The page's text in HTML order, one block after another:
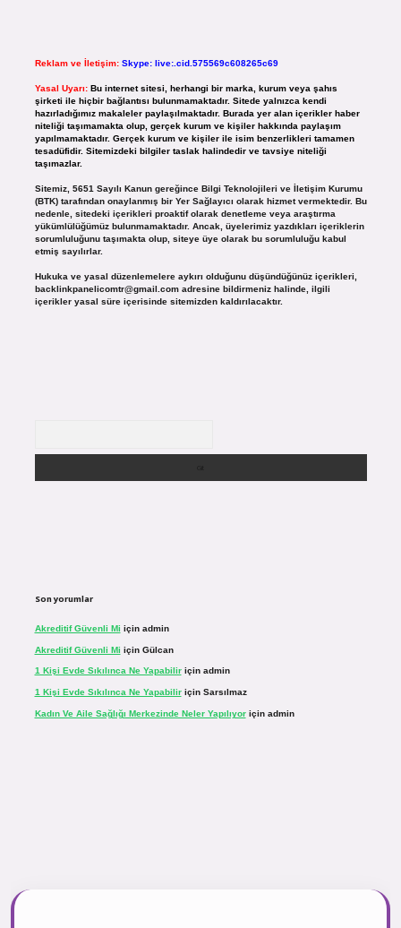
Reklam ve İletişim: Skype: live:.cid.575569c608265c69
Yasal Uyarı: Bu internet sitesi, herhangi bir marka, kurum veya şahıs
şirketi ile hiçbir bağlantısı bulunmamaktadır. Sitede yalnızca kendi
hazırladığımız makaleler paylaşılmaktadır. Burada yer alan içerikler haber
niteliği taşımamakta olup, gerçek kurum ve kişiler hakkında paylaşım
yapılmamaktadır. Gerçek kurum ve kişiler ile isim benzerlikleri tamamen
tesadüfidir. Sitemizdeki bilgiler taslak halindedir ve tavsiye niteliği
taşımazlar.
Sitemiz, 5651 Sayılı Kanun gereğince Bilgi Teknolojileri ve İletişim Kurumu
(BTK) tarafından onaylanmış bir Yer Sağlayıcı olarak hizmet vermektedir. Bu
nedenle, sitedeki içerikleri proaktif olarak denetleme veya araştırma
yükümlülüğümüz bulunmamaktadır. Ancak, üyelerimiz yazdıkları içeriklerin
sorumluluğunu taşımakta olup, siteye üye olarak bu sorumluluğu kabul
etmiş sayılırlar.
Hukuka ve yasal düzenlemelere aykırı olduğunu düşündüğünüz içerikleri,
backlinkpanelicomtr@gmail.comadresine bildirmeniz halinde, ilgili
içerikler yasal süre içerisinde sitemizden kaldırılacaktır.
Son yorumlar
Akreditif Güvenli Mi için admin
Akreditif Güvenli Mi için Gülcan
1 Kişi Evde Sıkılınca Ne Yapabiliriçin admin
1 Kişi Evde Sıkılınca Ne Yapabiliriçin Sarsılmaz
Kadın Ve Aile Sağlığı Merkezinde Neler Yapılıyoriçin admin